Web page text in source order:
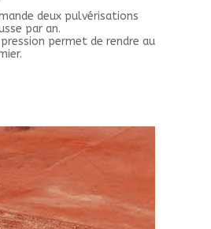
deux pulvérisations
par an.
permet de rendre au